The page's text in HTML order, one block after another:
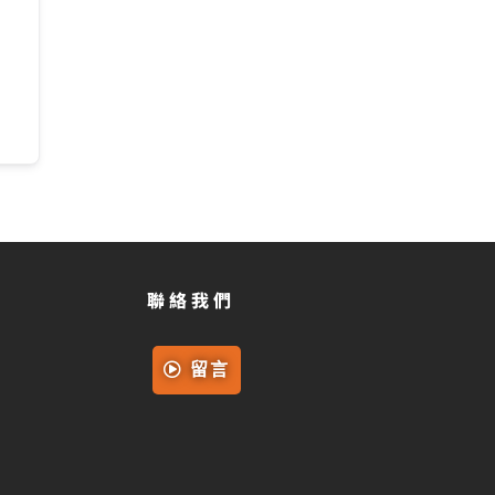
聯絡我們
留言